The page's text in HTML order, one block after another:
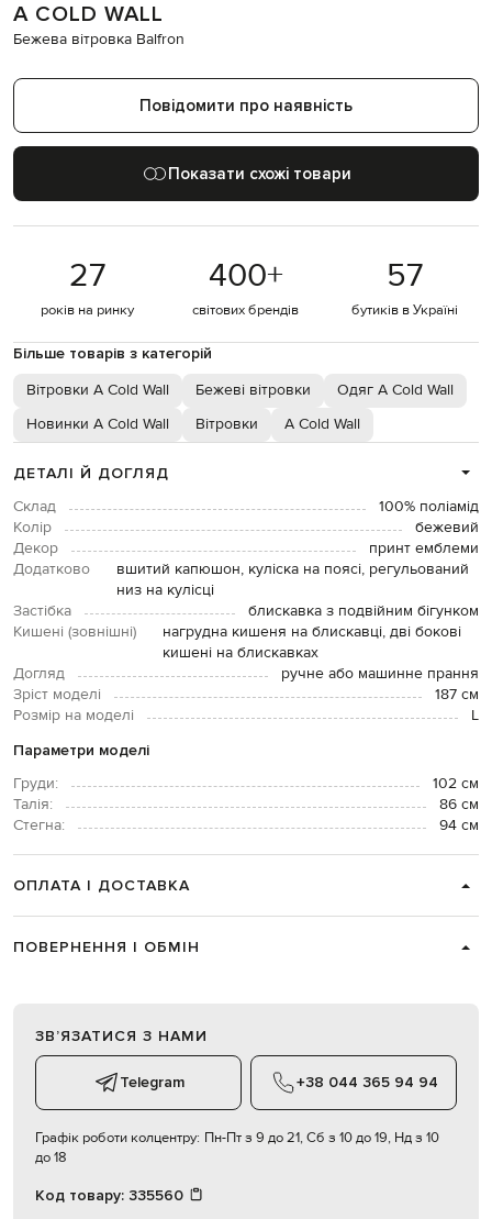
A COLD WALL
Бежева вітровка Balfron
Повідомити про наявність
Показати схожі товари
27
років на ринку
400+
світових брендів
57
бутиків в Україні
Більше товарів з категорій
Вітровки A Cold Wall Бежеві вітровки
Одяг A Cold Wall
Новинки A Cold Wall
Вітровки A Cold Wall
ДЕТАЛІ Й ДОГЛЯД
Склад
100% поліамід
Колір
бежевий
Декор
принт емблеми
Додатково
вшитий капюшон, куліска на поясі, регульований
низ на кулісці
Застібка
блискавка з подвійним бігунком
Кишені (зовнішні)
нагрудна кишеня на блискавці, дві бокові
кишені на блискавках
Догляд
ручне або машинне прання
Зріст моделі
187 см
Розмір на моделі
L
Параметри моделі
Груди:
102 см
Талія:
86 см
Стегна:
94 см
ОПЛАТА І ДОСТАВКА
ПОВЕРНЕННЯ І ОБМІН
ЗВʼЯЗАТИСЯ З НАМИ
Telegram +38 044 365 94 94
Графік роботи колцентру: Пн-Пт з 9 до 21, Сб з 10 до 19, Нд з 10
до 18
Код товару: 335560